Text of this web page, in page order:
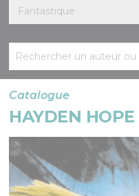
Catalogue
HAYDEN HOPE